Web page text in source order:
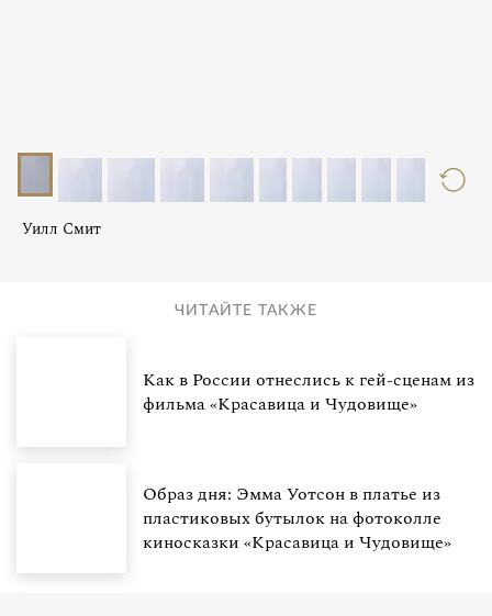
Уилл Смит
ЧИТАЙТЕ ТАКЖЕ
Как в России отнеслись к гей-сценам из
фильма «Красавица и Чудовище»
Образ дня: Эмма Уотсон в платье из
пластиковых бутылок на фотоколле
киносказки «Красавица и Чудовище»